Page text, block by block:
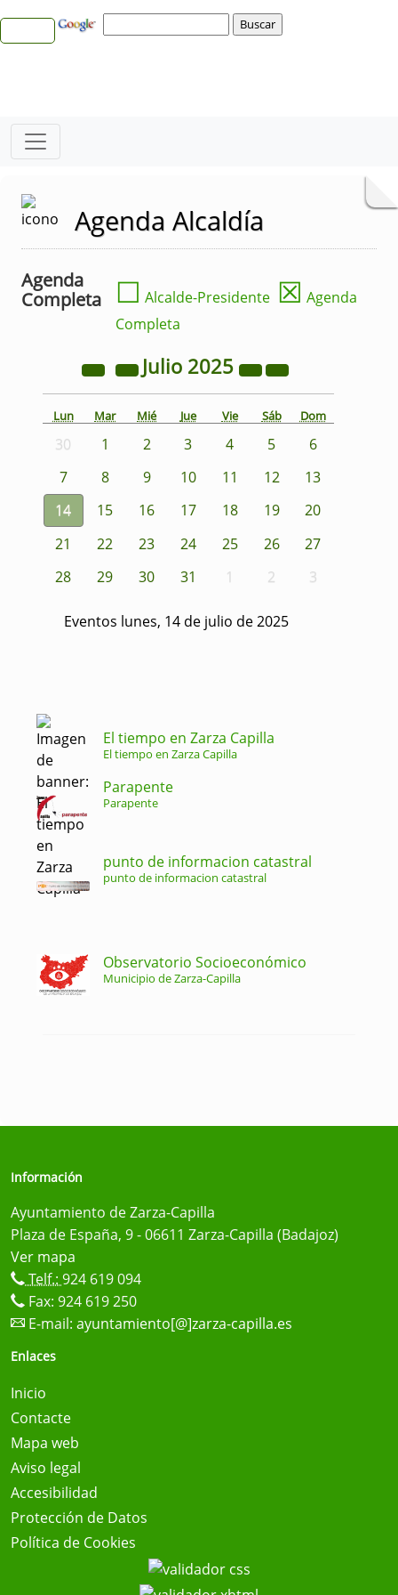
Agenda Alcaldía
Agenda
Completa
☐ Alcalde-Presidente ☒ Agenda
Completa
Julio 2025
Lun Mar Mié Jue Vie Sáb Dom
30 1 2 3 4 5
6
7
8 9 10 11 12
13
14
15 16 17 18 19
20
21
22 23 24 25 26
27
28
29 30 31 1 2 3
Eventos lunes, 14 de julio de 2025
El tiempo en Zarza Capilla
El tiempo en Zarza Capilla
Parapente
Parapente
punto de informacion catastral
punto de informacion catastral
Observatorio Socioeconómico
Municipio de Zarza-Capilla
Información
Ayuntamiento de Zarza-Capilla
Plaza de España, 9 - 06611 Zarza-Capilla (Badajoz)
Ver mapa
Telf.: 924 619 094
Fax: 924 619 250
E-mail: ayuntamiento[@]zarza-capilla.es
Enlaces
Inicio
Contacte
Mapa web
Aviso legal
Accesibilidad
Protección de Datos
Política de Cookies